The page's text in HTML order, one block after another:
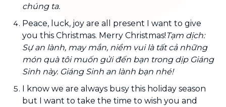
chúng ta.
Peace, luck, joy are all present I want to give
you this Christmas. Merry Christmas!Tạm dịch:
Sự an lành, may mắn, niềm vui là tất cả những
món quà tôi muốn gửi đến bạn trong dịp Giáng
Sinh này. Giáng Sinh an lành bạn nhé!
I know we are always busy this holiday season
but I want to take the time to wish you and